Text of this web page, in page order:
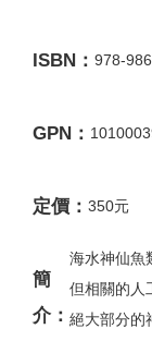
ISBN： 978-
GPN：
定價： 350元
簡
介：
海水神仙魚
但相關的人
絕大部分的